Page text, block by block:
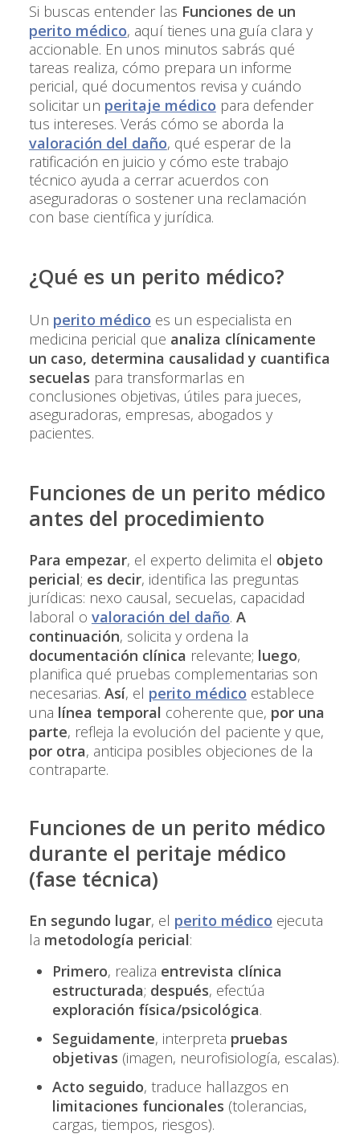
Si buscas entender las Funciones de un
perito médico, aquí tienes una guía clara y
accionable. En unos minutos sabrás qué
tareas realiza, cómo prepara un informe
pericial, qué documentos revisa y cuándo
solicitar un peritaje médico para defender
tus intereses. Verás cómo se aborda la
valoración del daño, qué esperar de la
ratificación en juicio y cómo este trabajo
técnico ayuda a cerrar acuerdos con
aseguradoras o sostener una reclamación
con base científica y jurídica.
¿Qué es un perito médico?
Un perito médico es un especialista en
medicina pericial que analiza clínicamente
un caso, determina causalidad y cuantifica
secuelas para transformarlas en
conclusiones objetivas, útiles para jueces,
aseguradoras, empresas, abogados y
pacientes.
Funciones de un perito médico
antes del procedimiento
Para empezar, el experto delimita el objeto
pericial; es decir, identifica las preguntas
jurídicas: nexo causal, secuelas, capacidad
laboral o valoración del daño. A
continuación, solicita y ordena la
documentación clínica relevante; luego,
planifica qué pruebas complementarias son
necesarias. Así, el perito médico establece
una línea temporal coherente que, por una
parte, refleja la evolución del paciente y que,
por otra, anticipa posibles objeciones de la
contraparte.
Funciones de un perito médico
durante el peritaje médico
(fase técnica)
En segundo lugar, el perito médico ejecuta
la metodología pericial:
Primero, realiza entrevista clínica
estructurada; después, efectúa
exploración física/psicológica.
Seguidamente, interpreta pruebas
objetivas (imagen, neurofisiología, escalas).
Acto seguido, traduce hallazgos en
limitaciones funcionales (tolerancias,
cargas, tiempos, riesgos).